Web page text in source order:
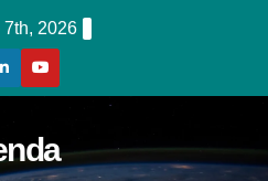
7th, 2026